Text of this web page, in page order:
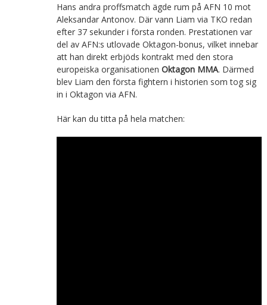
Hans andra proffsmatch ägde rum på AFN 10 mot
Aleksandar Antonov. Där vann Liam via TKO redan
efter 37 sekunder i första ronden. Prestationen var
del av AFN:s utlovade Oktagon-bonus, vilket innebar
att han direkt erbjöds kontrakt med den stora
europeiska organisationen Oktagon MMA. Därmed
blev Liam den första fightern i historien som tog sig
in i Oktagon via AFN.
Här kan du titta på hela matchen: